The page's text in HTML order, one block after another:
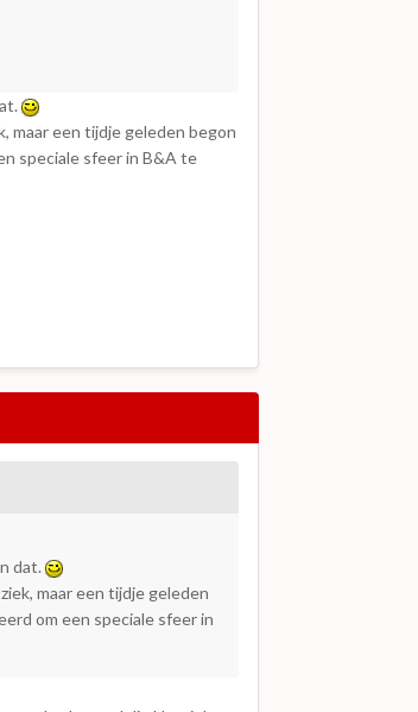
maar een tijdje geleden begon
speciale sfeer in B&A te
dat.
maar een tijdje geleden
om een speciale sfeer in